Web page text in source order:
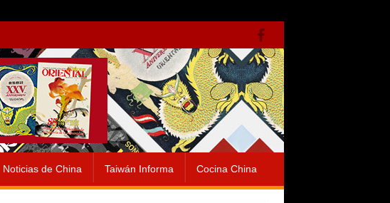
Noticias de China Taiwán Informa Cocina China